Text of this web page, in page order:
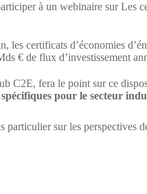
à un webinaire sur Les
les certificats d’économies
€ de flux d’investissement
C2E, fera le point sur ce
pour le secteur
particulier sur les perspectives